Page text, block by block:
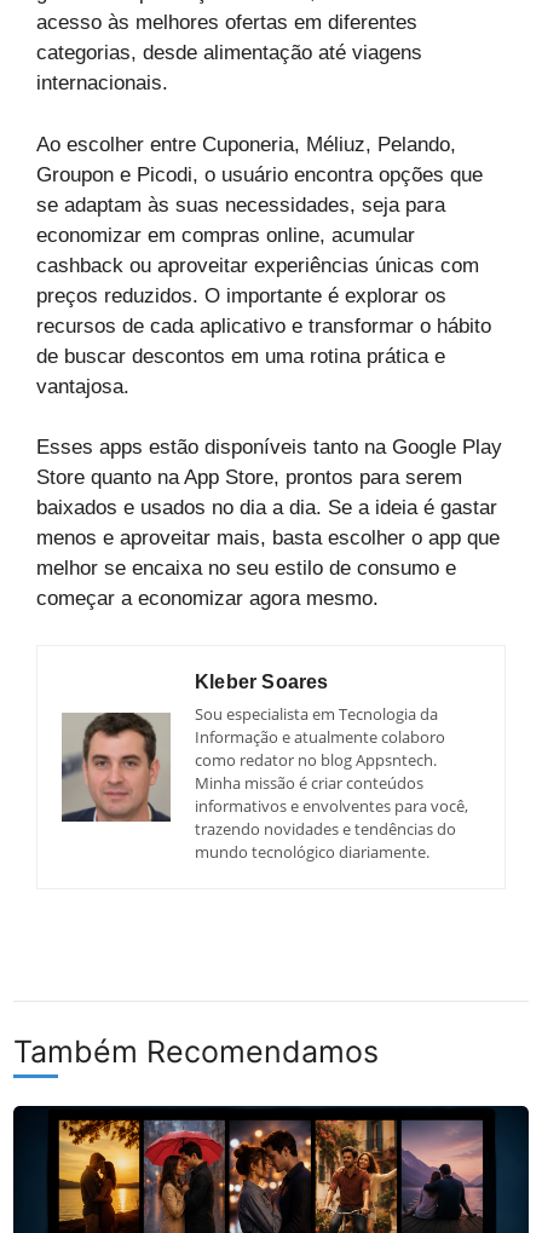
acesso às melhores ofertas em diferentes
categorias, desde alimentação até viagens
internacionais.
Ao escolher entre Cuponeria, Méliuz, Pelando,
Groupon e Picodi, o usuário encontra opções que
se adaptam às suas necessidades, seja para
economizar em compras online, acumular
cashback ou aproveitar experiências únicas com
preços reduzidos. O importante é explorar os
recursos de cada aplicativo e transformar o hábito
de buscar descontos em uma rotina prática e
vantajosa.
Esses apps estão disponíveis tanto na Google Play
Store quanto na App Store, prontos para serem
baixados e usados no dia a dia. Se a ideia é gastar
menos e aproveitar mais, basta escolher o app que
melhor se encaixa no seu estilo de consumo e
começar a economizar agora mesmo.
Kleber Soares
Sou especialista em Tecnologia da
Informação e atualmente colaboro
como redator no blog Appsntech.
Minha missão é criar conteúdos
informativos e envolventes para você,
trazendo novidades e tendências do
mundo tecnológico diariamente.
Também Recomendamos